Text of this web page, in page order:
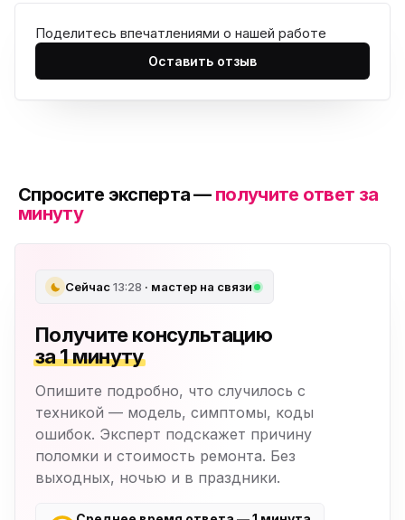
Поделитесь впечатлениями о нашей работе
Оставить отзыв
Спросите эксперта — получите ответ за
минуту
Сейчас13:28 · мастер на связи
Получите консультацию
за 1 минуту
Опишите подробно, что случилось с
техникой — модель, симптомы, коды
ошибок. Эксперт подскажет причину
поломки и стоимость ремонта. Без
выходных, ночью и в праздники.